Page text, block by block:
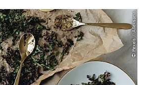
© Pexels / Alleksana